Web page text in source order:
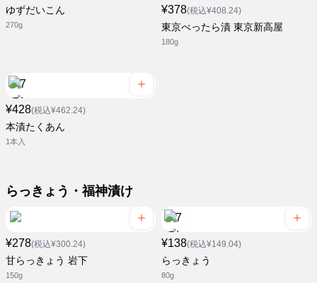
ゆずだいこん
270g
¥378(税込¥408.24)
東京べったら漬 東京新高屋
180g
¥428(税込¥462.24)
本漬たくあん
1本入
らっきょう・福神漬け
¥278(税込¥300.24)
甘らっきょう 岩下
150g
¥138(税込¥149.04)
らっきょう
80g